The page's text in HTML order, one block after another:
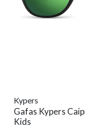
Kypers
Gafas Kypers
Kids